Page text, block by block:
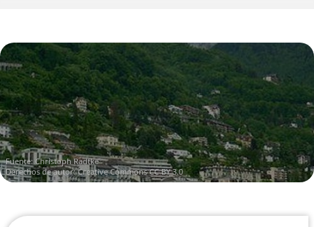
Fuente: Christoph Radtke
Derechos de autor:Creative Commons CC BY 3.0